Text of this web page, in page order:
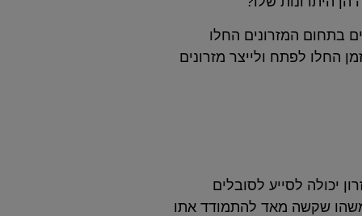
בתחום המזרונים החלו
החלו לפתח ולייצר מזרונים
יכולה לסייע לסובלים
משהו שקשה מאד להתמודד אתו